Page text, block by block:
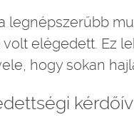
legnépszerűbb
elégedett. Ez
hogy sokan
kérdőív